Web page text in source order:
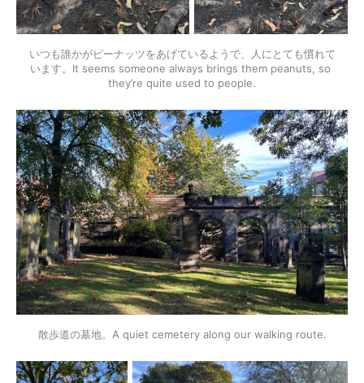
いつも誰かがピーナッツをあげているようで、人にとても慣れて
います。It seems someone always brings them peanuts, so
they’re quite used to people.
散歩道の墓地。A quiet cemetery along our walking route.